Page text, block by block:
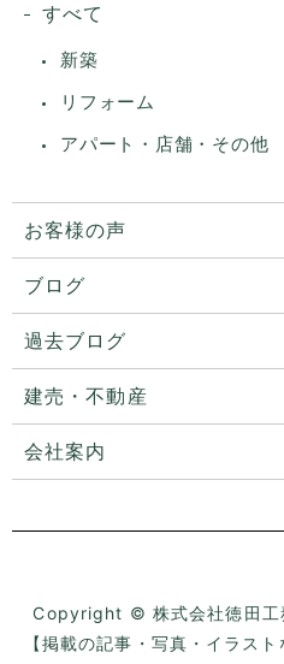
すべて
新築
リフォーム
アパート・店舗・その他
お客様の声
ブログ
過去ブログ
建売・不動産
会社案内
Copyright © 株式会社徳田
【掲載の記事・写真・イラス